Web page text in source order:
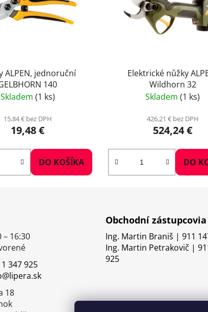
ALPEN, jednoruční
140
Skladem (1 ks)
15,84 € bez DPH
19,48 €
DO KOŠÍKA
Elektrické nůžky
Wildhorn 32
Skladem(1 ks)
426,21 € bez DPH
524,24 €
DO
– 16:30
347 925
18
Obchodní zástupcovia
Ing. Martin Braniš | 911
Ing. Martin Petrakovič |
925